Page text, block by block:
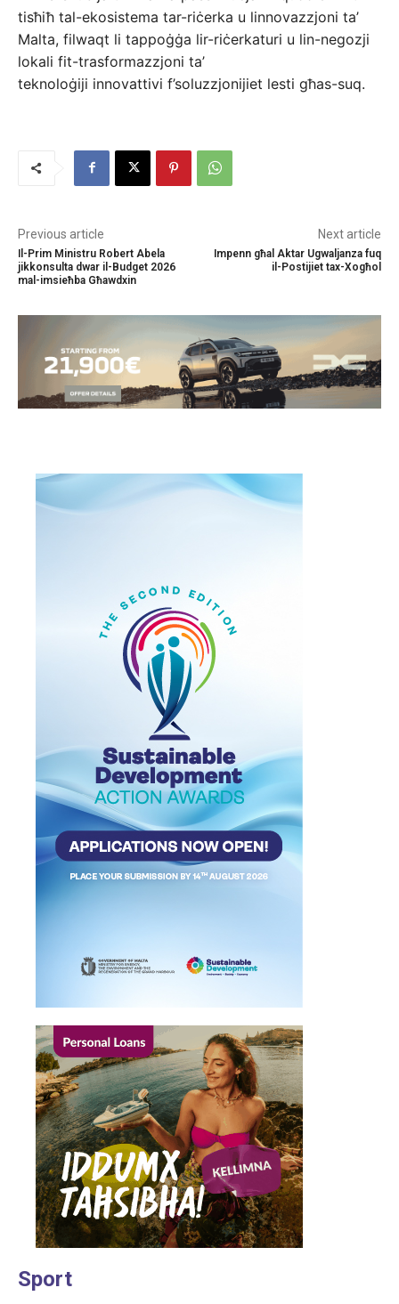
tisħiħ tal-ekosistema tar-riċerka u linnovazzjoni ta’
Malta, filwaqt li tappoġġa lir-riċerkaturi u lin-negozji
lokali fit-trasformazzjoni ta’
teknoloġiji innovattivi f’soluzzjonijiet lesti għas-suq.
Previous article
Il-Prim Ministru Robert Abela
jikkonsulta dwar il-Budget 2026
mal-imsieħba Għawdxin
Next article
Impenn għal Aktar Ugwaljanza fuq
il-Postijiet tax-Xogħol
Sport